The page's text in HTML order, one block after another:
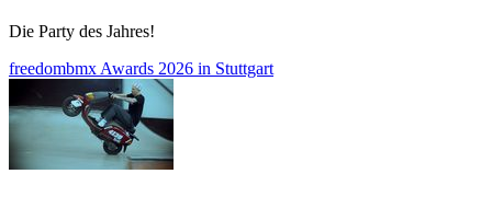
Die Party des Jahres!
freedombmx Awards 2026 in Stuttgart